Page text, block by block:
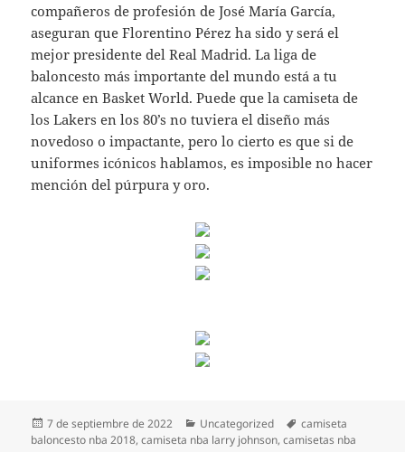
compañeros de profesión de José María García,
aseguran que Florentino Pérez ha sido y será el
mejor presidente del Real Madrid. La liga de
baloncesto más importante del mundo está a tu
alcance en Basket World. Puede que la camiseta de
los Lakers en los 80’s no tuviera el diseño más
novedoso o impactante, pero lo cierto es que si de
uniformes icónicos hablamos, es imposible no hacer
mención del púrpura y oro.
Publicado
el
7 de septiembre de 2022 Categorías
Uncategorized Etiquetas
camiseta
baloncesto nba 2018,camiseta nba larry johnson,camisetas nba